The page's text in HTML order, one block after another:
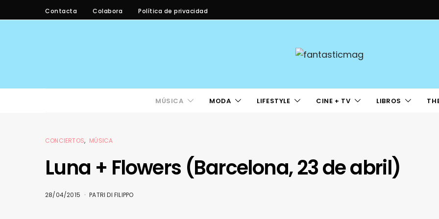
Contacta Colabora Política de privacidad
MÚSICA MODA LIFESTYLE CINE + TV LIBROS
CONCIERTOS MÚSICA
Luna + Flowers (Barcelona, 23 de abril)
28/04/2015 PATRI DI FILIPPO